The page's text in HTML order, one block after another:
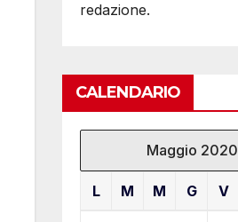
redazione.
CALENDARIO
Maggio 2020
L M M G V